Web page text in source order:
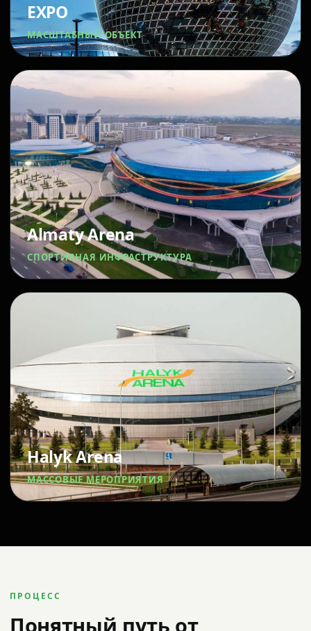
EXPO
МАСШТАБНЫЙ ОБЪЕКТ
Almaty Arena
СПОРТИВНАЯ ИНФРАСТРУКТУРА
Halyk Arena
МАССОВЫЕ МЕРОПРИЯТИЯ
ПРОЦЕСС
Понятный путь от